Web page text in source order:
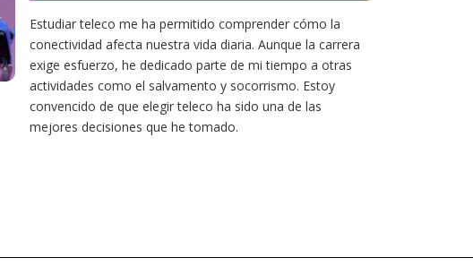
En cualquier carrera necesitas una buena
mía siempre ha sido poder trabajar en Japón y sin
carrera de teleco me dará la oportunidad para
Aunque al principio parezca duro, uno siempre
mereció la pena por las múltiples oportunidades
titulación ofrece.